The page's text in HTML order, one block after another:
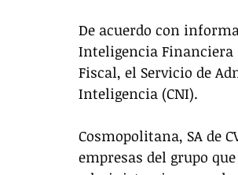
De acuerdo con
Inteligencia Financiera
Fiscal, el Servicio de
Inteligencia (CNI).
Cosmopolitana, SA de
empresas del grupo